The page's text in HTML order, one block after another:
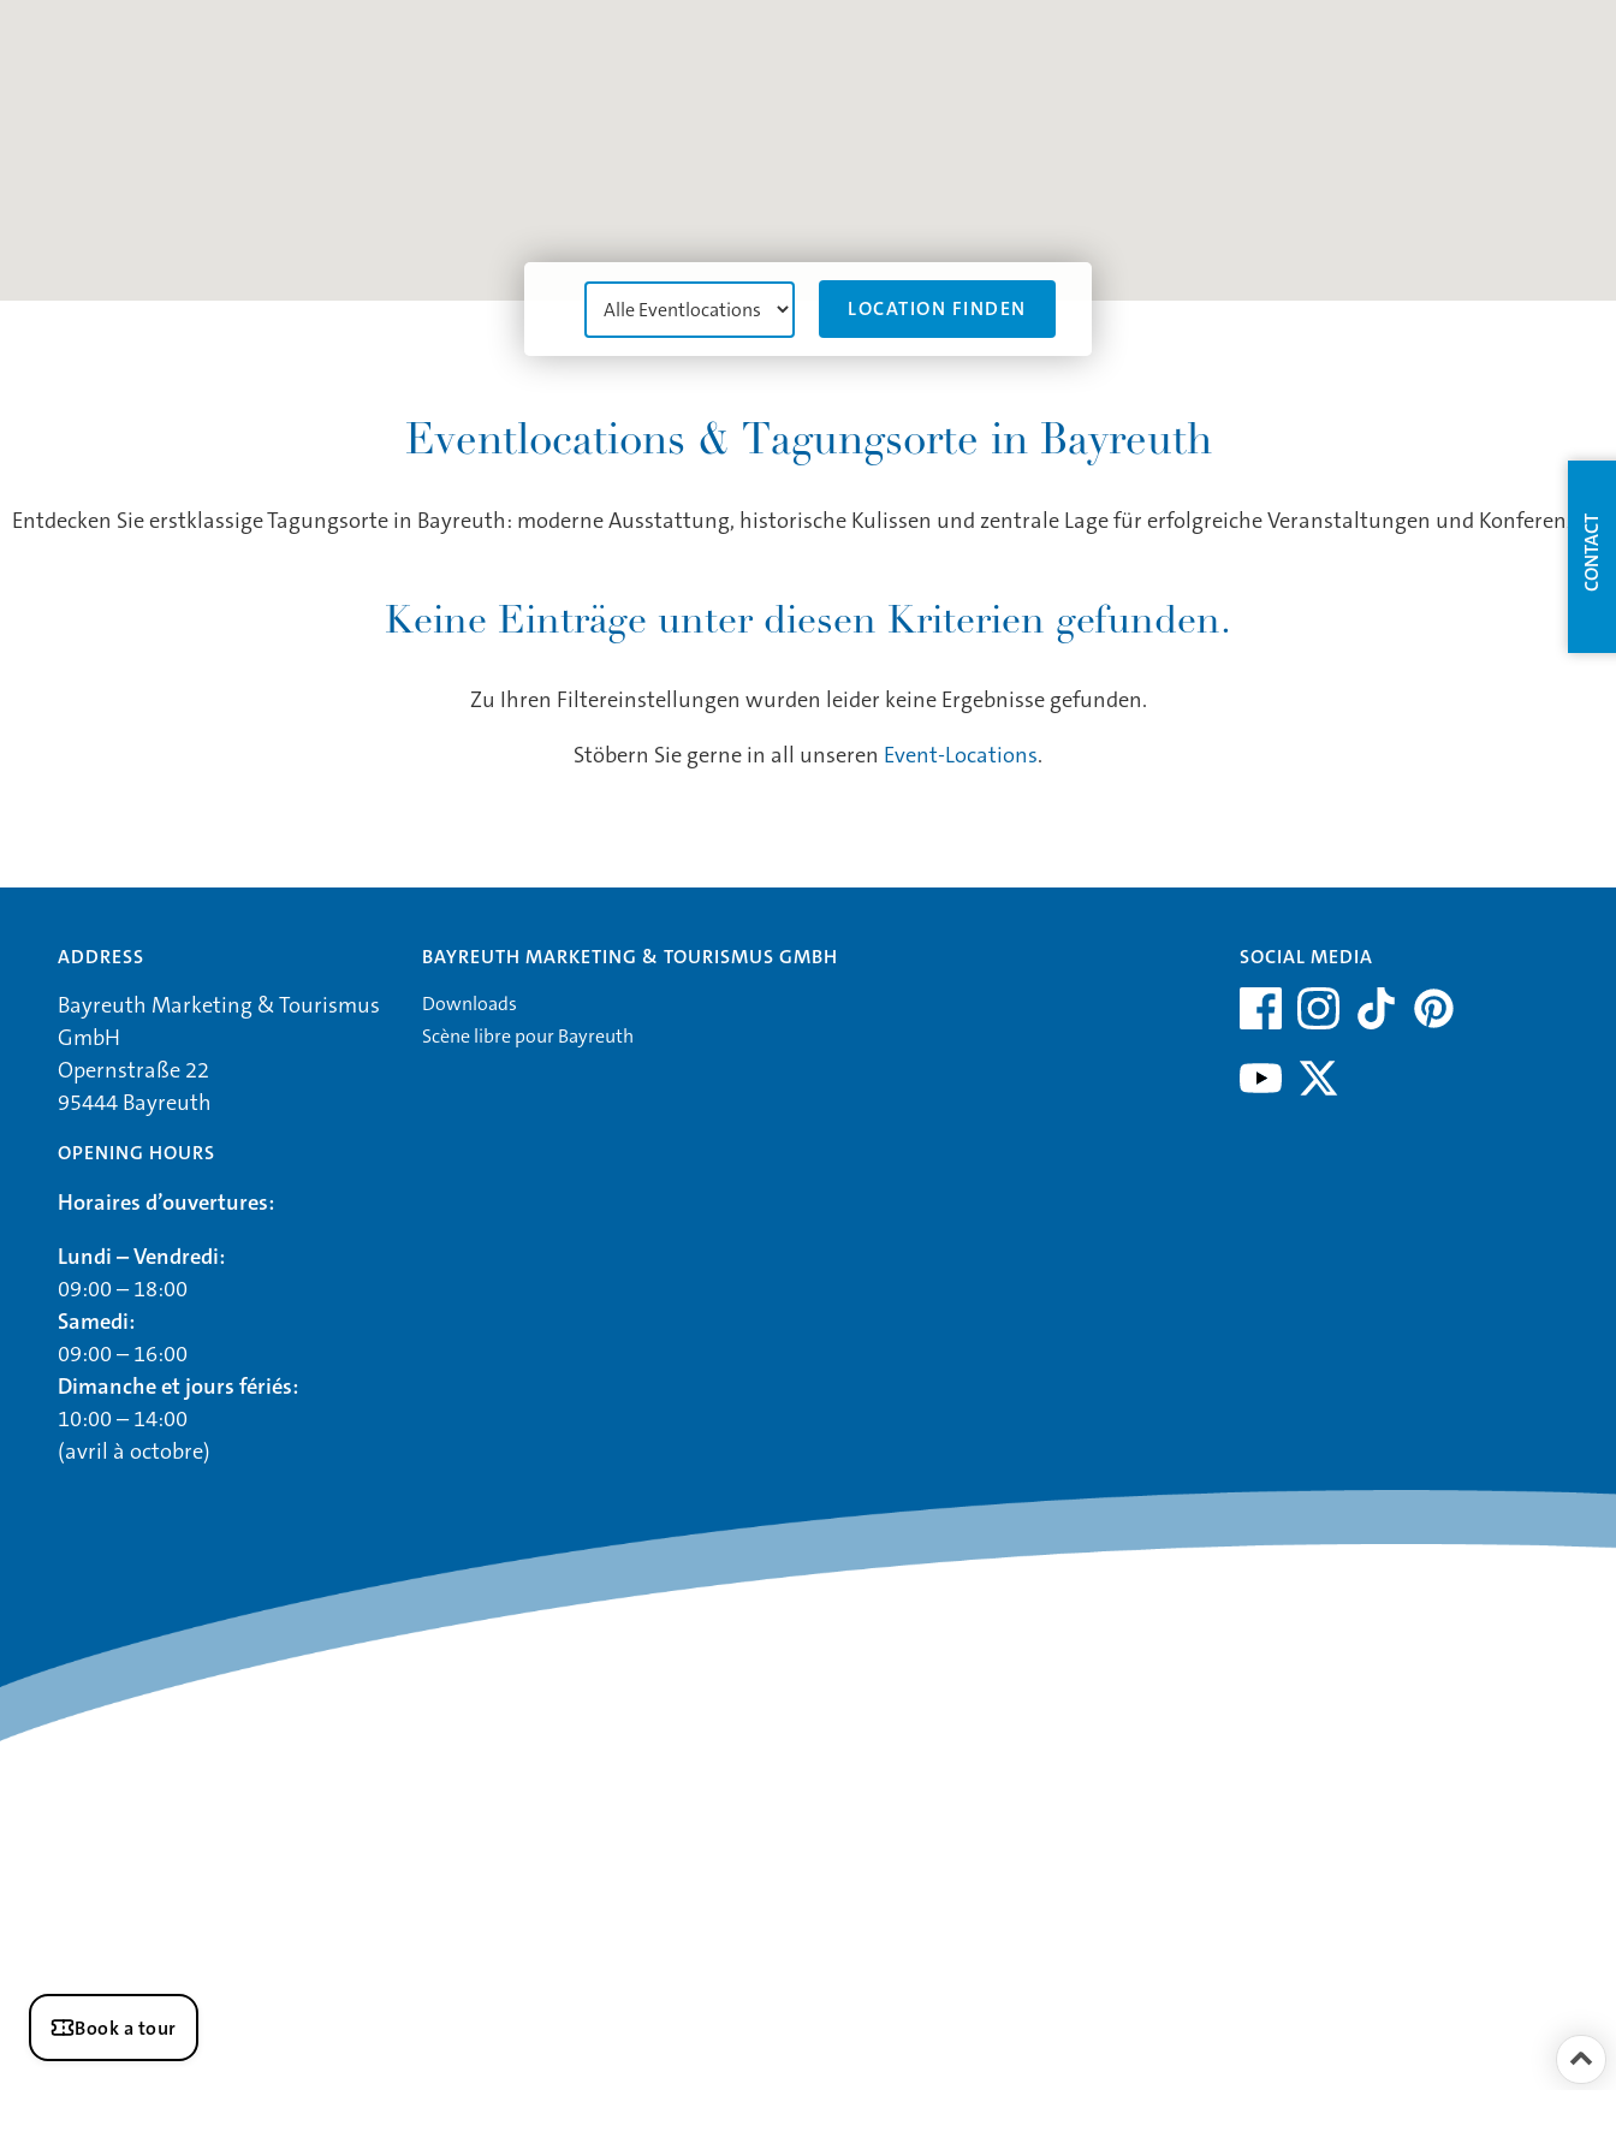
LOCATION FINDEN
Eventlocations & Tagungsorte in Bayreuth
Entdecken Sie erstklassige Tagungsorte in Bayreuth: moderne Ausstattung, historische Kulissen und zentrale Lage für erfolgreiche Veranstaltungen und Konferenzen.
Keine Einträge unter diesen Kriterien gefunden.
Zu Ihren Filtereinstellungen wurden leider keine Ergebnisse gefunden.
Stöbern Sie gerne in all unseren Event-Locations.
ADDRESS
Bayreuth Marketing & Tourismus
GmbH
Opernstraße 22
95444 Bayreuth
OPENING HOURS
Horaires d’ouvertures:
Lundi – Vendredi:
09:00 – 18:00
Samedi:
09:00 – 16:00
Dimanche et jours fériés:
10:00 – 14:00
(avril à octobre)
BAYREUTH MARKETING & TOURISMUS GMBH
Downloads
Scène libre pour Bayreuth
SOCIAL MEDIA
CONTACT
Book a tour